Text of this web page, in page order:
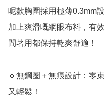
呢款胸圍採用極薄0.3mm
加上爽滑嘅網眼布料，有
間著用都保持乾爽舒適！
🔹無鋼圈＋無痕設計：零
又輕鬆！